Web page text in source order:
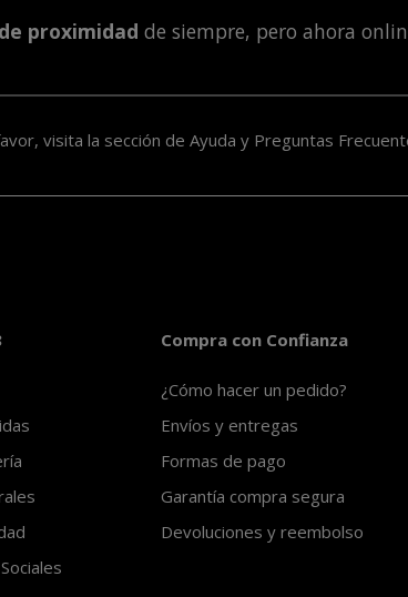
proximidad de siempre, pero ahora
visita la sección de Ayuda y Preguntas
Compra con Confianza
¿Cómo hacer un pedido?
Envíos y entregas
Formas de pago
Garantía compra segura
Devoluciones y reembolso